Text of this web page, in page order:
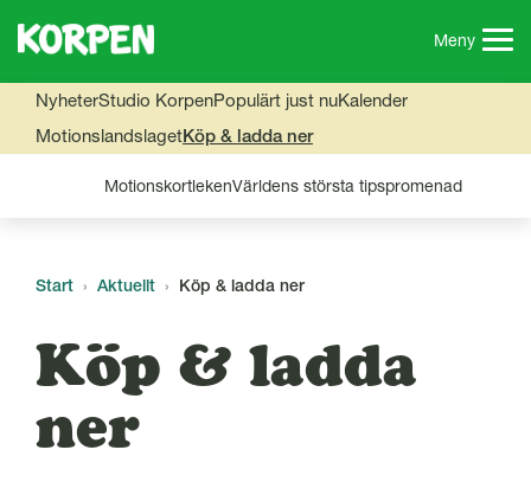
l
Meny
NyheterStudio KorpenPopulärt just nuKalender
MotionslandslagetKöp & ladda ner
MotionskortlekenVärldens största tipspromenad
Start Aktuellt Köp & ladda ner
Köp & ladda
ner